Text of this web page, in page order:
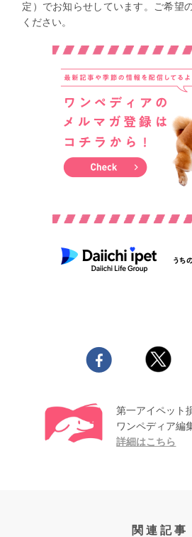
定）でお知らせしています。ご希望
ください。
第一アイペット
ワンペディア編
詳細はこちら
関連記事